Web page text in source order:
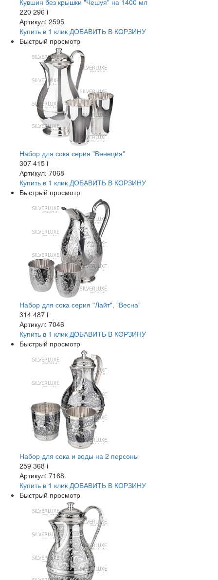
Кувшин без крышки "Чешуя" на 1400 мл
220 296 i
Артикул: 2595
Купить в 1 клик ДОБАВИТЬ В КОРЗИНУ
Быстрый просмотр
Набор для сока серия "Венеция"
307 415 i
Артикул: 7068
Купить в 1 клик ДОБАВИТЬ В КОРЗИНУ
Быстрый просмотр
Набор для сока серия "Лайт", "Весна"
314 487 i
Артикул: 7046
Купить в 1 клик ДОБАВИТЬ В КОРЗИНУ
Быстрый просмотр
Набор для сока и воды на 2 персоны
259 368 i
Артикул: 7168
Купить в 1 клик ДОБАВИТЬ В КОРЗИНУ
Быстрый просмотр